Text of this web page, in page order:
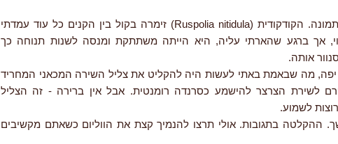
זה היה או צליל או תמונה. הקודקודית (Ruspolia nitidula) זימרה בקול בין הקנים כל עוד עמדתי
אך ברגע שהארתי עליה, היא הייתה משתתקת ומנסה לשנות תנוחה כך
אותה.
מה שבאמת באתי לעשות היה להקליט את צליל השירה המכאני המחריד
לשירת הצרצר להישמע כסרנדה רומנטית. אבל אין ברירה - זה הצליל
לשמוע.
ההקלטה בתגובות. אולי תרצו להנמיך קצת את הווליום כשאתם מקשיבים